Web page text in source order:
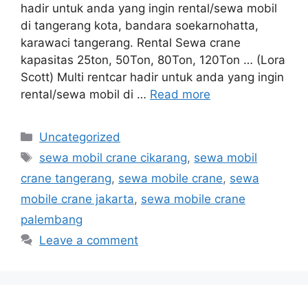
hadir untuk anda yang ingin rental/sewa mobil
di tangerang kota, bandara soekarnohatta,
karawaci tangerang. Rental Sewa crane
kapasitas 25ton, 50Ton, 80Ton, 120Ton … (Lora
Scott) Multi rentcar hadir untuk anda yang ingin
rental/sewa mobil di … Read more
Categories
Uncategorized
Tags
sewa mobil crane cikarang, sewa mobil
crane tangerang, sewa mobile crane, sewa
mobile crane jakarta, sewa mobile crane
palembang
Leave a comment